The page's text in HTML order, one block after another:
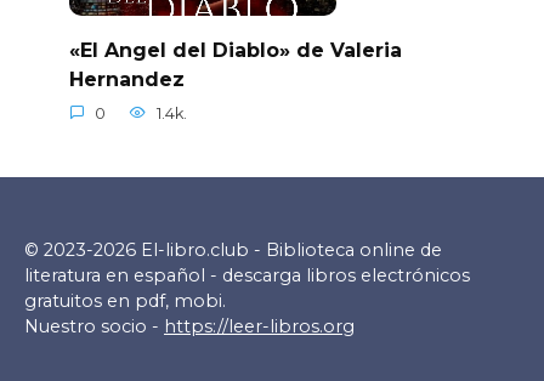
«El Angel del Diablo» de Valeria
Hernandez
0 1.4k.
© 2023-2026 El-libro.club - Biblioteca online de
literatura en español - descarga libros electrónicos
gratuitos en pdf, mobi.
Nuestro socio - https://leer-libros.org